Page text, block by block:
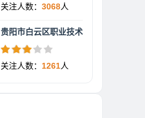
关注人数： 3068人
贵阳市白云区职业技术
关注人数： 1261人